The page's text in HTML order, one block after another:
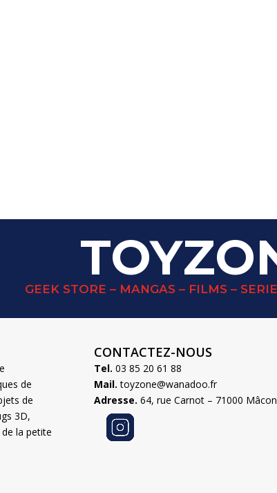
GEEK STORE – MANGAS – FILMS –
de
de
3D,
la petite
CONTACTEZ-NOUS
Tel. 03 85 20 61 88
Mail. toyzone@wanadoo.fr
Adresse. 64, rue Carnot – 71000 Mâcon